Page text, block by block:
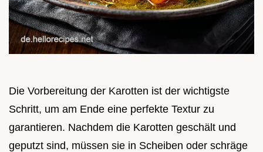
Die Vorbereitung der Karotten ist der wichtigste
Schritt, um am Ende eine perfekte Textur zu
garantieren. Nachdem die Karotten geschält und
geputzt sind, müssen sie in Scheiben oder schräge